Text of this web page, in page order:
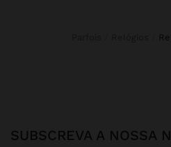
SUBSCREVA A NOSSA